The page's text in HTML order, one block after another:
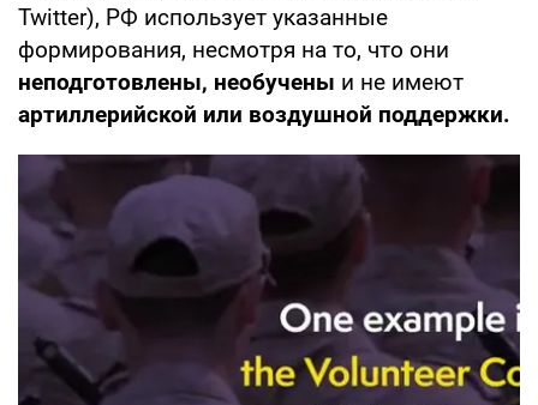
Twitter), РФ использует указанные
формирования, несмотря на то, что они
неподготовлены, необучены и не имеют
артиллерийской или воздушной поддержки.